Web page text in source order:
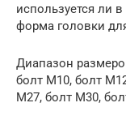
используется ли
форма головки
Диапазон
болт М10, болт
М27, болт М30,